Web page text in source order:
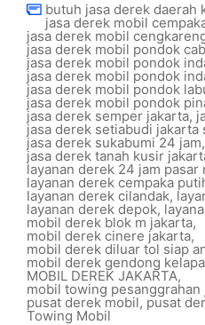
butuh jasa derek daerah
jasa derek mobil
jasa derek mobil
jasa derek mobil pondok
jasa derek mobil pondok
jasa derek mobil pondok
jasa derek mobil pondok
jasa derek mobil pondok
jasa derek semper jakarta,
jasa derek setiabudi jakarta
jasa derek sukabumi 24 jam,
jasa derek tanah kusir
layanan derek 24 jam pasar
layanan derek cempaka
layanan derek cilandak,
layanan derek depok,
mobil derek blok m jakarta,
mobil derek cinere jakarta,
mobil derek diluar tol siap
mobil derek gendong
MOBIL DEREK JAKARTA,
mobil towing pesanggrahan
pusat derek mobil, pusat
Towing Mobil